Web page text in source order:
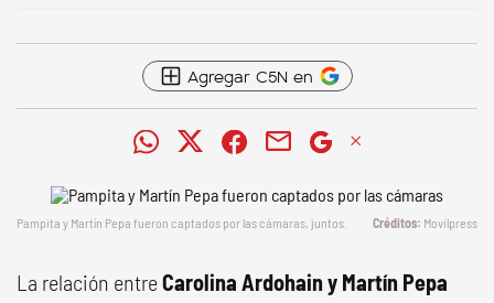
Agregar C5N en
Pampita y Martín Pepa fueron captados por las cámaras, juntos. Movilpress
La relación entreCarolina Ardohain y Martín Pepa